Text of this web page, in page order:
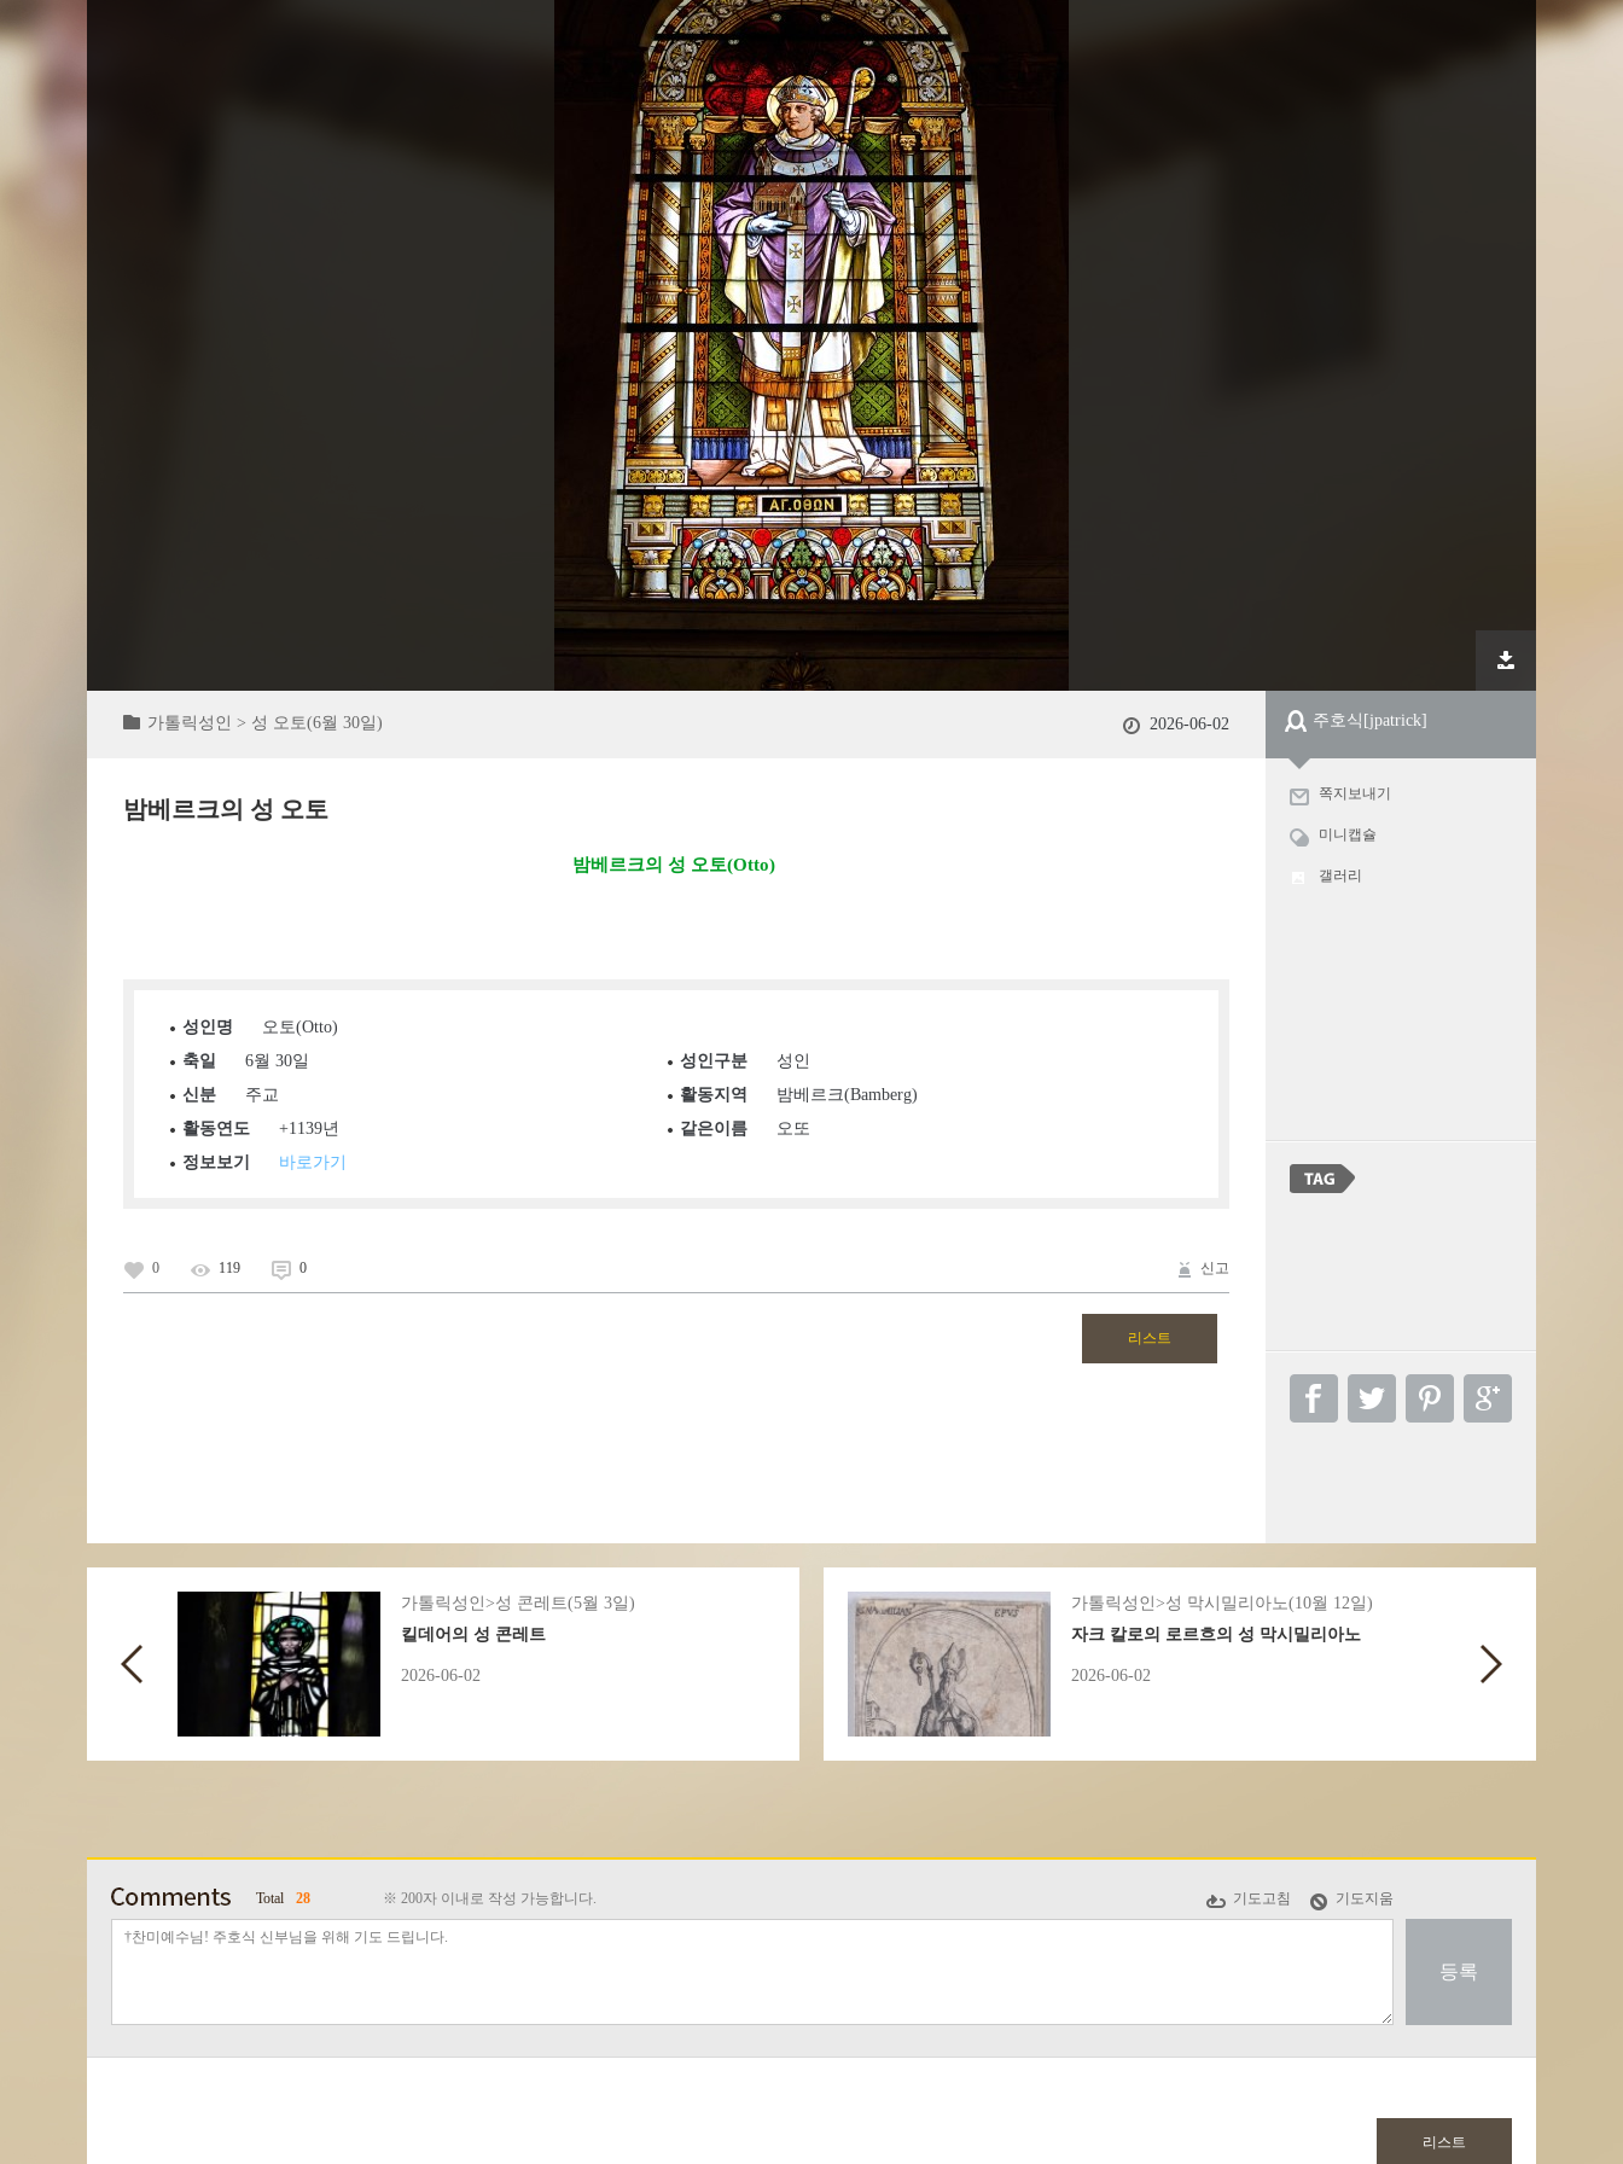
가톨릭성인 > 성 오토(6월 30일) 2026-06-02
밤베르크의 성 오토
밤베르크의 성 오토(Otto)
성인명
오토(Otto)
축일
6월 30일 성인구분
성인
신분
주교 활동지역
밤베르크(Bamberg)
활동연도
+1139년 같은이름
오또
정보보기
바로가기
0 119 0 신고
주호식 [jpatrick]
쪽지보내기
미니캡슐
갤러리
가톨릭성인>성 콘레트(5월 3일)
킬데어의 성 콘레트
2026-06-02
가톨릭성인>성 막시밀리아노(10월 12일)
자크 칼로의 로르흐의 성 막시밀리아노
2026-06-02
Total 28 ※ 200자 이내로 작성 가능합니다. 기도고침 기도지움